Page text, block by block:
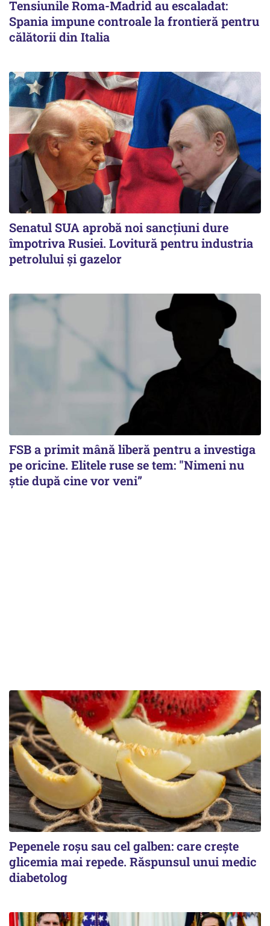
Tensiunile Roma-Madrid au escaladat:
Spania impune controale la frontieră pentru
călătorii din Italia
Senatul SUA aprobă noi sancțiuni dure
împotriva Rusiei. Lovitură pentru industria
petrolului și gazelor
FSB a primit mână liberă pentru a investiga
pe oricine. Elitele ruse se tem: "Nimeni nu
știe după cine vor veni”
Pepenele roșu sau cel galben: care crește
glicemia mai repede. Răspunsul unui medic
diabetolog